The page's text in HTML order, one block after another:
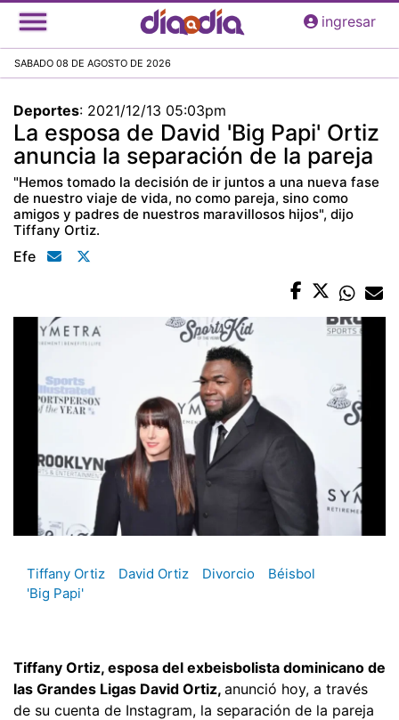
Pasar
al
principal
ingresar
SABADO 08 DE AGOSTO DE 2026
Deportes: 2021/12/13 05:03pm
La esposa de David 'Big Papi' Ortiz
anuncia la separación de la pareja
"Hemos tomado la decisión de ir juntos a una nueva fase
de nuestro viaje de vida, no como pareja, sino como
amigos y padres de nuestros maravillosos hijos", dijo
Tiffany Ortiz.
Efe
Tiffany Ortiz David Ortiz Divorcio
Béisbol
'Big Papi'
Tiffany Ortiz, esposa del exbeisbolista dominicano de
las Grandes Ligas David Ortiz, anunció hoy, a través
de su cuenta de Instagram, la separación de la pareja